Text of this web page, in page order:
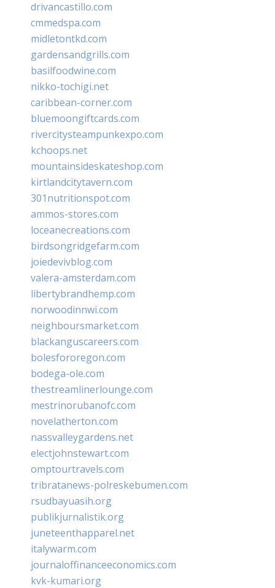
drivancastillo.com
cmmedspa.com
midletontkd.com
gardensandgrills.com
basilfoodwine.com
nikko-tochigi.net
caribbean-corner.com
bluemoongiftcards.com
rivercitysteampunkexpo.com
kchoops.net
mountainsideskateshop.com
kirtlandcitytavern.com
301nutritionspot.com
ammos-stores.com
loceanecreations.com
birdsongridgefarm.com
joiedevivblog.com
valera-amsterdam.com
libertybrandhemp.com
norwoodinnwi.com
neighboursmarket.com
blackanguscareers.com
bolesfororegon.com
bodega-ole.com
thestreamlinerlounge.com
mestrinorubanofc.com
novelatherton.com
nassvalleygardens.net
electjohnstewart.com
omptourtravels.com
tribratanews-polreskebumen.com
rsudbayuasih.org
publikjurnalistik.org
juneteenthapparel.net
italywarm.com
journaloffinanceeconomics.com
kvk-kumari.org